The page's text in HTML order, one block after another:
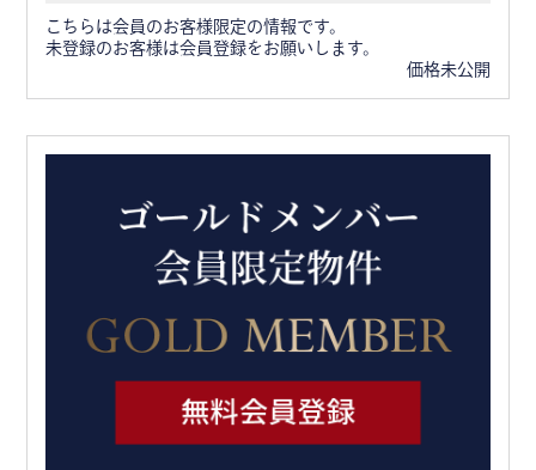
こちらは会員のお客様限定の情報です。
未登録のお客様は会員登録をお願いします。
価格未公開